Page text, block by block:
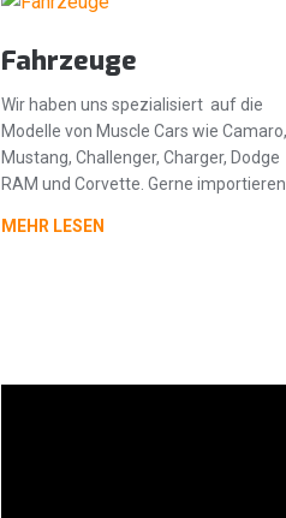
Fahrzeuge
Wir haben uns spezialisiert auf die
Modelle von Muscle Cars wie Camaro,
Mustang, Challenger, Charger, Dodge
RAM und Corvette. Gerne importieren
MEHR LESEN